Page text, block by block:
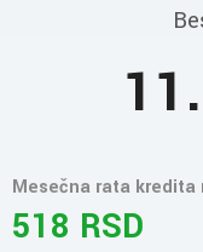
Mesečna rata kredita
518 RSD